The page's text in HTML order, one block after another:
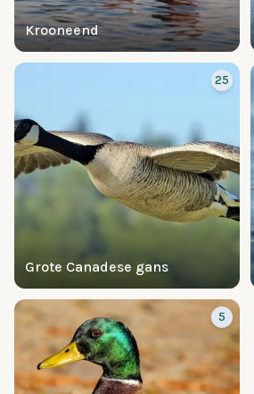
Krooneend
Grote Canadese gans
25
5